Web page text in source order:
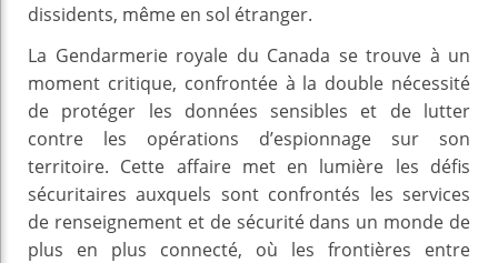
dissidents, même en sol étranger.
La Gendarmerie royale du Canada se trouve à un
moment critique, confrontée à la double nécessité
de protéger les données sensibles et de lutter
contre les opérations d’espionnage sur son
territoire. Cette affaire met en lumière les défis
sécuritaires auxquels sont confrontés les services
de renseignement et de sécurité dans un monde de
plus en plus connecté, où les frontières entre